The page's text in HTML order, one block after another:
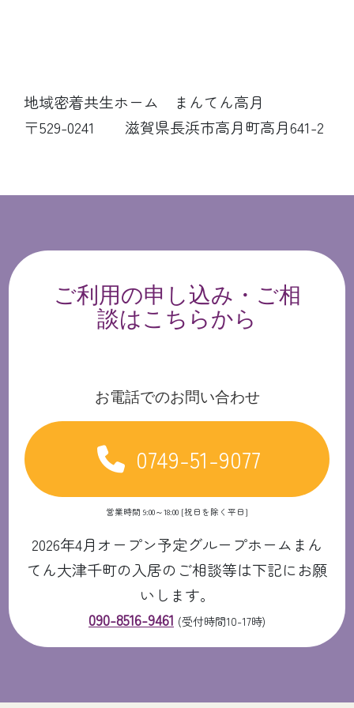
地域密着共生ホーム まんてん高月
〒529-0241 滋賀県長浜市高月町高月641-2
ご利用の申し込み・ご相
談はこちらから
お電話でのお問い合わせ
0749-51-9077
営業時間 9:00～18:00 [祝日を除く平日]
2026年4月オープン予定グループホームまん
てん大津千町の入居のご相談等は下記にお願
いします。
090-8516-9461 (受付時間10-17時)